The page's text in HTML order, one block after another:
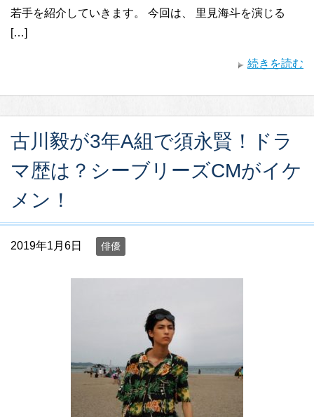
若手を紹介していきます。 今回は、 里見海斗を演じる
[…]
続きを読む
古川毅が3年A組で須永賢！ドラ
マ歴は？シーブリーズCMがイケ
メン！
2019年1月6日 俳優